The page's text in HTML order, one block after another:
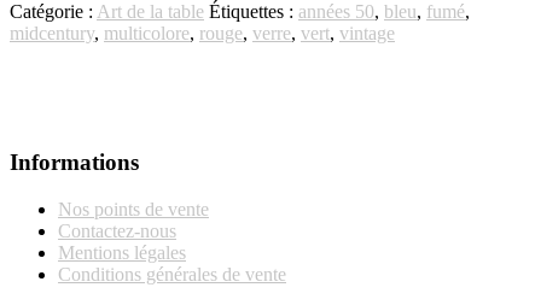
Catégorie : Art de la table Étiquettes : années 50, bleu, fumé,
midcentury, multicolore, rouge, verre, vert, vintage
Informations
Nos points de vente
Contactez-nous
Mentions légales
Conditions générales de vente